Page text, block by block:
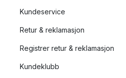
Kundeservice
Retur & reklamasjon
Registrer retur & reklamasjon
Kundeklubb